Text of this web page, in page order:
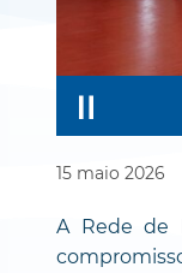
15 maio 2026
A Rede de